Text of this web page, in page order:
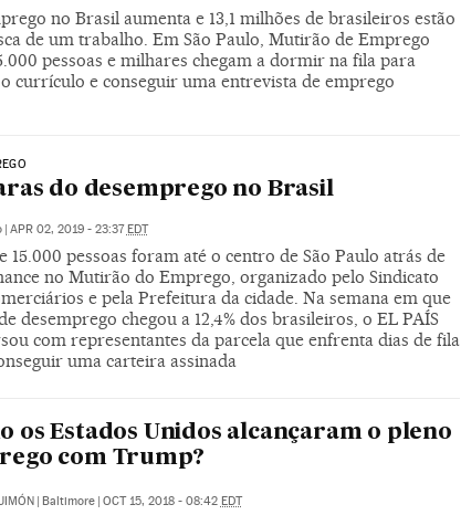
no Brasil aumenta e 13,1 milhões de brasileiros estão
de um trabalho. Em São Paulo, Mutirão de Emprego
pessoas e milhares chegam a dormir na fila para
currículo e conseguir uma entrevista de emprego
do desemprego no Brasil
| APR 02, 2019 - 23:37EDT
15.000 pessoas foram até o centro de São Paulo atrás de
no Mutirão do Emprego, organizado pelo Sindicato
e pela Prefeitura da cidade. Na semana em que
desemprego chegou a 12,4% dos brasileiros, o EL PAÍS
com representantes da parcela que enfrenta dias de fila
uma carteira assinada
os Estados Unidos alcançaram o pleno
com Trump?
| Baltimore | OCT 15, 2018 - 08:42 EDT